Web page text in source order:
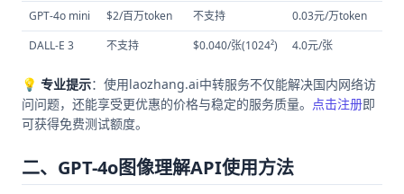
GPT-4o mini
$2/百万token 不支持
0.03元/万token
DALL-E 3
不支持 $0.040/张(1024²) 4.0元/张
💡 专业提示：使用laozhang.ai中转服务不仅能解决国内网络访
问问题，还能享受更优惠的价格与稳定的服务质量。 点击注册即
可获得免费测试额度。
二、GPT-4o图像理解API使用方法